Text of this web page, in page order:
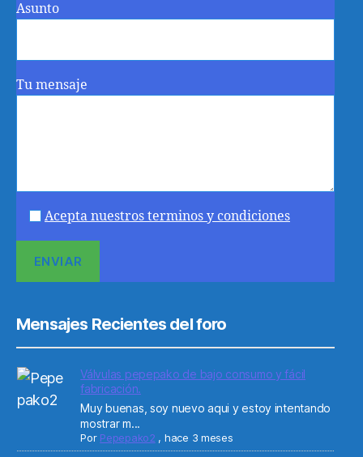
Asunto
Tu mensaje
Acepta nuestros terminos y condiciones
Mensajes Recientes del foro
Válvulas pepepako de bajo consumo y fácil
fabricación.
Muy buenas, soy nuevo aqui y estoy intentando
mostrar m...
Por Pepepako2 , hace 3 meses